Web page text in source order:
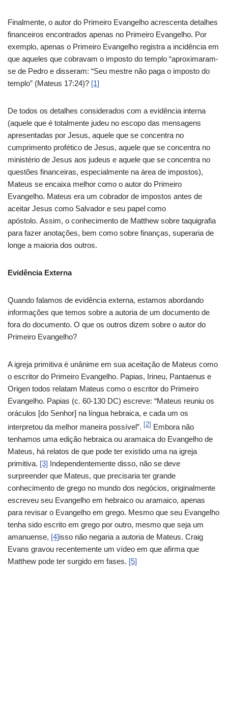
Finalmente, o autor do Primeiro Evangelho acrescenta detalhes
financeiros encontrados apenas no Primeiro Evangelho. Por
exemplo, apenas o Primeiro Evangelho registra a incidência em
que aqueles que cobravam o imposto do templo “aproximaram-
se de Pedro e disseram: “Seu mestre não paga o imposto do
templo” (Mateus 17:24)? [1]
De todos os detalhes considerados com a evidência interna
(aquele que é totalmente judeu no escopo das mensagens
apresentadas por Jesus, aquele que se concentra no
cumprimento profético de Jesus, aquele que se concentra no
ministério de Jesus aos judeus e aquele que se concentra no
questões financeiras, especialmente na área de impostos),
Mateus se encaixa melhor como o autor do Primeiro
Evangelho. Mateus era um cobrador de impostos antes de
aceitar Jesus como Salvador e seu papel como
apóstolo. Assim, o conhecimento de Matthew sobre taquigrafia
para fazer anotações, bem como sobre finanças, superaria de
longe a maioria dos outros.
Evidência Externa
Quando falamos de evidência externa, estamos abordando
informações que temos sobre a autoria de um documento de
fora do documento. O que os outros dizem sobre o autor do
Primeiro Evangelho?
A igreja primitiva é unânime em sua aceitação de Mateus como
o escritor do Primeiro Evangelho. Papias, Irineu, Pantaenus e
Origen todos relatam Mateus como o escritor do Primeiro
Evangelho. Papias (c. 60-130 DC) escreve: “Mateus reuniu os
oráculos [do Senhor] na língua hebraica, e cada um os
interpretou da melhor maneira possível”.
[2]
Embora não
tenhamos uma edição hebraica ou aramaica do Evangelho de
Mateus, há relatos de que pode ter existido uma na igreja
primitiva. [3] Independentemente disso, não se deve
surpreender que Mateus, que precisaria ter grande
conhecimento de grego no mundo dos negócios, originalmente
escreveu seu Evangelho em hebraico ou aramaico, apenas
para revisar o Evangelho em grego. Mesmo que seu Evangelho
tenha sido escrito em grego por outro, mesmo que seja um
amanuense, [4]isso não negaria a autoria de Mateus. Craig
Evans gravou recentemente um vídeo em que afirma que
Matthew pode ter surgido em fases. [5]